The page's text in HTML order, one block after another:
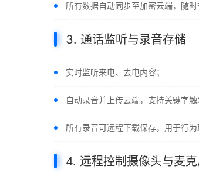
所有数据自动同步至加密云端，随时
3. 通话监听与录音存储
实时监听来电、去电内容；
自动录音并上传云端，支持关键字触
所有录音可远程下载保存，用于行为
4. 远程控制摄像头与麦